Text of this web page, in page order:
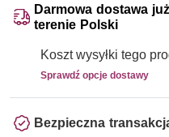
Darmowa dostawa
terenie Polski
Koszt wysyłki tego
Sprawdź opcje dostawy
Bezpieczna